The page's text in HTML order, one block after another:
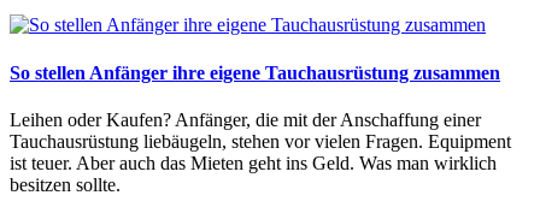
So stellen Anfänger ihre eigene Tauchausrüstung zusammen
Leihen oder Kaufen? Anfänger, die mit der Anschaffung einer
Tauchausrüstung liebäugeln, stehen vor vielen Fragen. Equipment
ist teuer. Aber auch das Mieten geht ins Geld. Was man wirklich
besitzen sollte.